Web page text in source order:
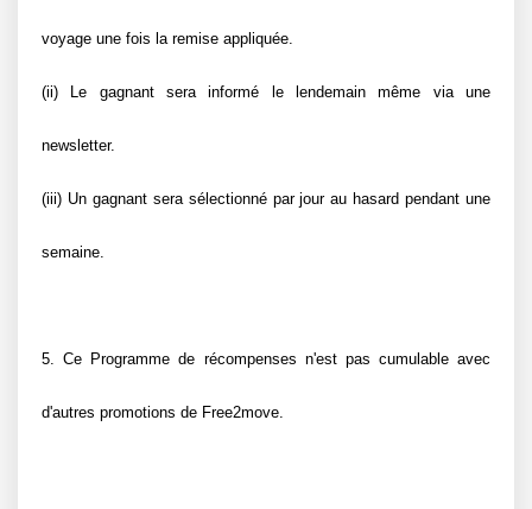
voyage une fois la remise appliquée.
(ii) Le gagnant sera informé le lendemain même via une
newsletter.
(iii) Un gagnant sera sélectionné par jour au hasard pendant une
semaine.
5. Ce Programme de récompenses n'est pas cumulable avec
d'autres promotions de Free2move.